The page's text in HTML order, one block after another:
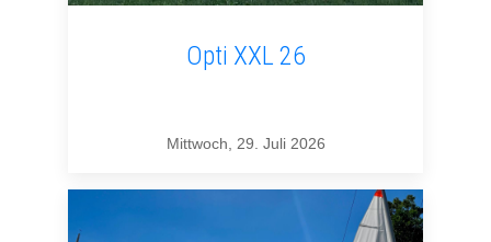
Opti XXL 26
Mittwoch, 29. Juli 2026